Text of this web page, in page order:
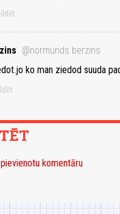
@normunds.berzins
ko man ziedod suuda
komentāru